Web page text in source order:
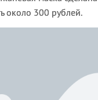
около 300 рублей.